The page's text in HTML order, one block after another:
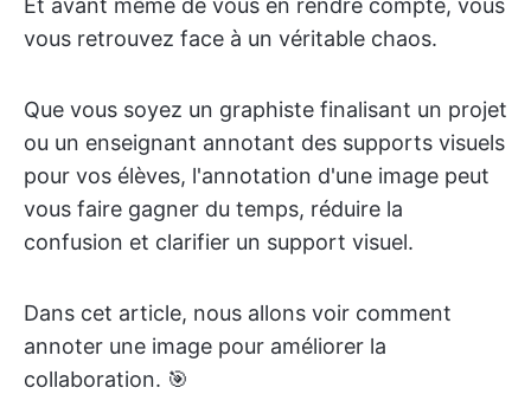
Et avant même de vous en rendre compte, vous
vous retrouvez face à un véritable chaos.
Que vous soyez un graphiste finalisant un projet
ou un enseignant annotant des supports visuels
pour vos élèves, l'annotation d'une image peut
vous faire gagner du temps, réduire la
confusion et clarifier un support visuel.
Dans cet article, nous allons voir comment
annoter une image pour améliorer la
collaboration. 🎯